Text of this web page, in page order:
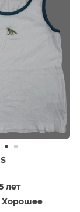
лет
Хорошее